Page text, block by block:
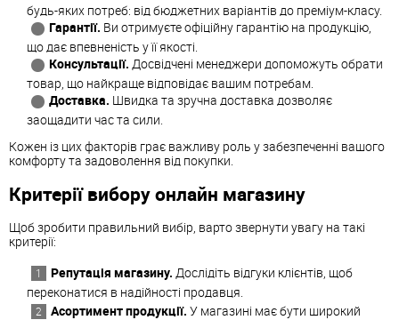
будь-яких потреб: від бюджетних варіантів до преміум-класу.
Гарантії. Ви отримуєте офіційну гарантію на продукцію,
що дає впевненість у її якості.
Консультації. Досвідчені менеджери допоможуть обрати
товар, що найкраще відповідає вашим потребам.
Доставка. Швидка та зручна доставка дозволяє
заощадити час та сили.
Кожен із цих факторів грає важливу роль у забезпеченні вашого
комфорту та задоволення від покупки.
Критерії вибору онлайн магазину
Щоб зробити правильний вибір, варто звернути увагу на такі
критерії:
Репутація магазину. Дослідіть відгуки клієнтів, щоб
переконатися в надійності продавця.
Асортимент продукції. У магазині має бути широкий